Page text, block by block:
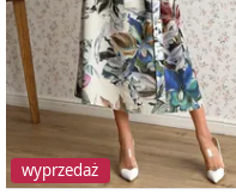
wyprzedaż